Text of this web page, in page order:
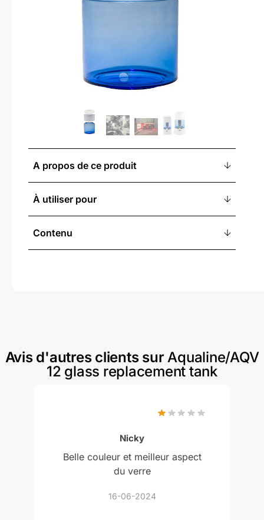
A propos de ce produit
À utiliser pour
Contenu
Avis d'autres clients surAqualine/AQV
12 glass replacement tank
Nicky
Belle couleur et meilleur aspect
du verre
16-06-2024